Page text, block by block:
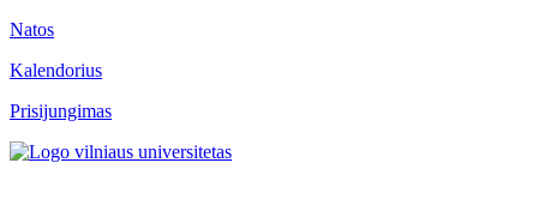
Natos
Kalendorius
Prisijungimas